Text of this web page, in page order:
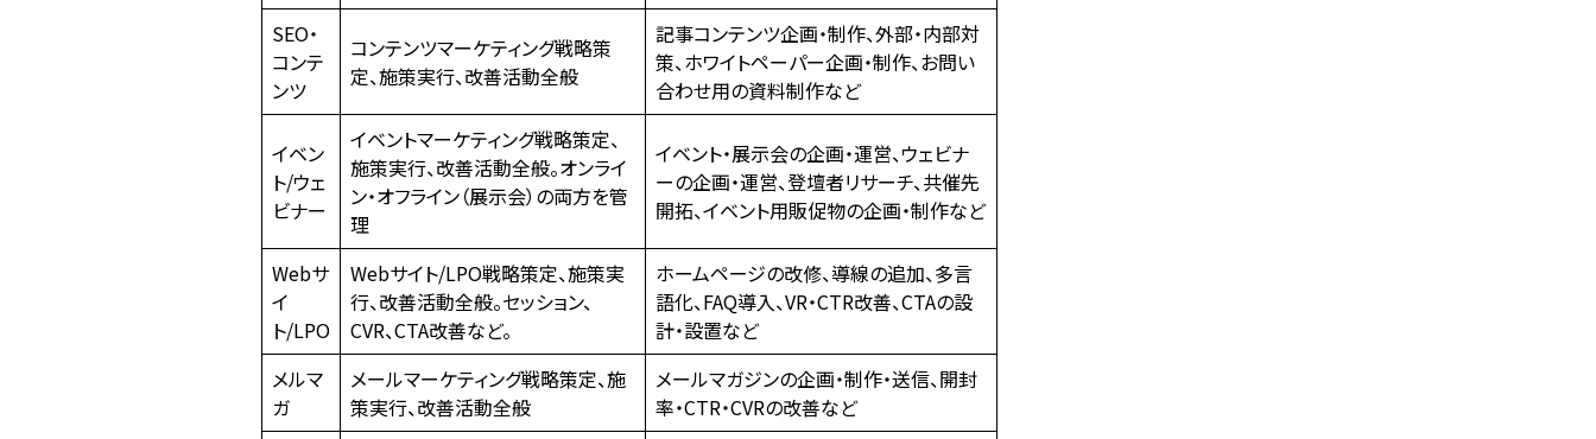
SEO・
コンテ
ンツ
コンテンツマーケティング戦略策
定、施策実行、改善活動全般
記事コンテンツ企画・制作、外部・内部対
策、ホワイトペーパー企画・制作、お問い
合わせ用の資料制作など
イベン
ト/ウェ
ビナー
イベントマーケティング戦略策定、
施策実行、改善活動全般。オンライ
ン・オフライン（展示会）の両方を管
理
イベント・展示会の企画・運営、ウェビナ
ーの企画・運営、登壇者リサーチ、共催先
開拓、イベント用販促物の企画・制作など
Webサ
イ
ト/LPO
Webサイト/LPO戦略策定、施策実
行、改善活動全般。セッション、
CVR、CTA改善など。
ホームページの改修、導線の追加、多言
語化、FAQ導入、VR・CTR改善、CTAの設
計・設置など
メルマ
ガ
メールマーケティング戦略策定、施
策実行、改善活動全般
メールマガジンの企画・制作・送信、開封
率・CTR・CVRの改善など